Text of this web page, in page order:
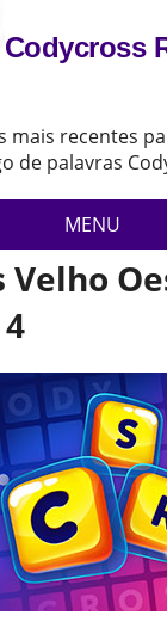
Codycross
mais recentes
de palavras
MENU
Política
Legal
Velho